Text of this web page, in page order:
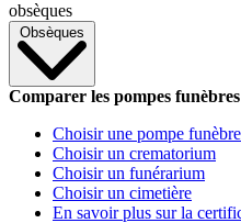
obsèques
Obsèques
Comparer les pompes funèbres
Choisir une pompe funèbre
Choisir un crematorium
Choisir un funérarium
Choisir un cimetière
En savoir plus sur la